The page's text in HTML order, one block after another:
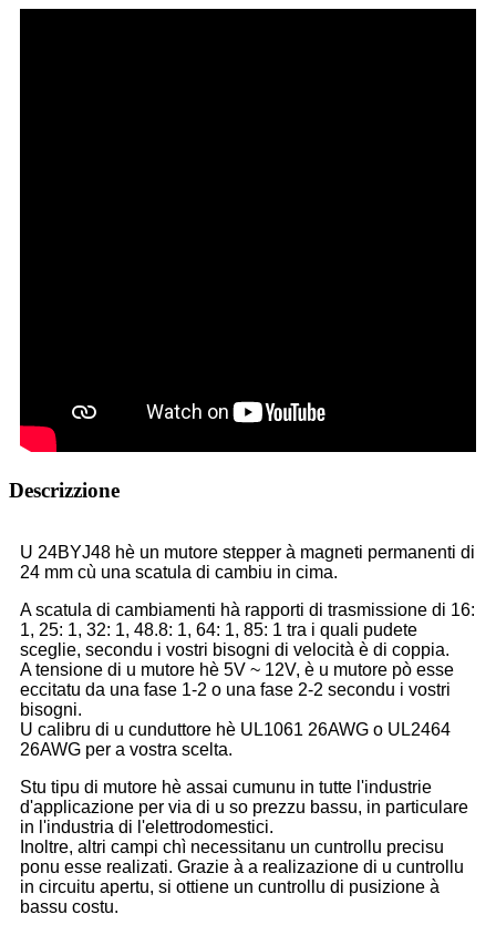
Descrizzione
U 24BYJ48 hè un mutore stepper à magneti permanenti di
24 mm cù una scatula di cambiu in cima.
A scatula di cambiamenti hà rapporti di trasmissione di 16:
1, 25: 1, 32: 1, 48.8: 1, 64: 1, 85: 1 tra i quali pudete
sceglie, secondu i vostri bisogni di velocità è di coppia.
A tensione di u mutore hè 5V ~ 12V, è u mutore pò esse
eccitatu da una fase 1-2 o una fase 2-2 secondu i vostri
bisogni.
U calibru di u cunduttore hè UL1061 26AWG o UL2464
26AWG per a vostra scelta.
Stu tipu di mutore hè assai cumunu in tutte l'industrie
d'applicazione per via di u so prezzu bassu, in particulare
in l'industria di l'elettrodomestici.
Inoltre, altri campi chì necessitanu un cuntrollu precisu
ponu esse realizati. Grazie à a realizazione di u cuntrollu
in circuitu apertu, si ottiene un cuntrollu di pusizione à
bassu costu.